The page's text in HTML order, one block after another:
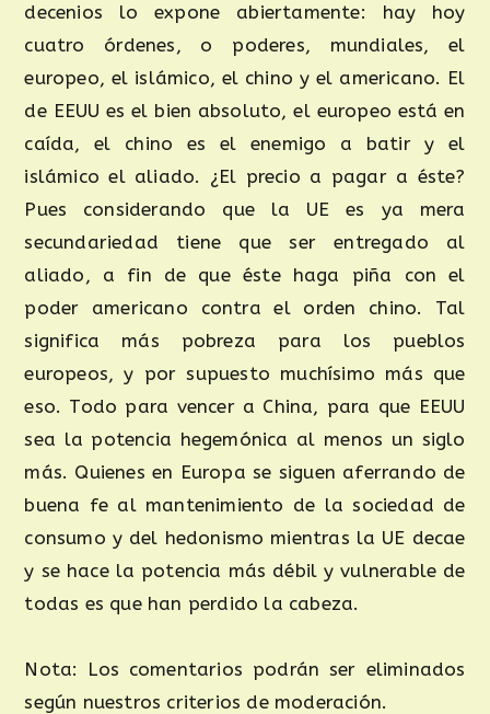
decenios lo expone abiertamente: hay hoy
cuatro órdenes, o poderes, mundiales, el
europeo, el islámico, el chino y el americano. El
de EEUU es el bien absoluto, el europeo está en
caída, el chino es el enemigo a batir y el
islámico el aliado. ¿El precio a pagar a éste?
Pues considerando que la UE es ya mera
secundariedad tiene que ser entregado al
aliado, a fin de que éste haga piña con el
poder americano contra el orden chino. Tal
significa más pobreza para los pueblos
europeos, y por supuesto muchísimo más que
eso. Todo para vencer a China, para que EEUU
sea la potencia hegemónica al menos un siglo
más. Quienes en Europa se siguen aferrando de
buena fe al mantenimiento de la sociedad de
consumo y del hedonismo mientras la UE decae
y se hace la potencia más débil y vulnerable de
todas es que han perdido la cabeza.
Nota: Los comentarios podrán ser eliminados
según nuestros criterios de moderación.